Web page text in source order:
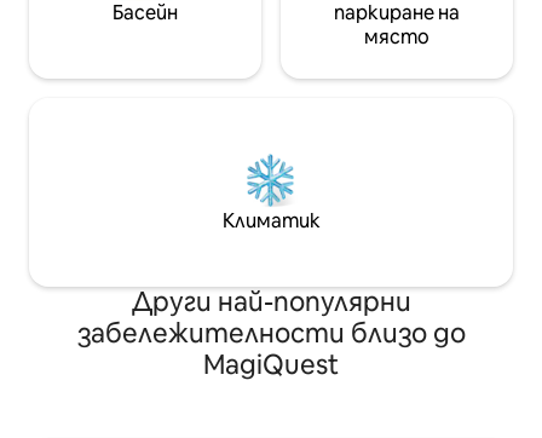
Басейн
паркиране на
място
Климатик
Други най-популярни
забележителности близо до
MagiQuest